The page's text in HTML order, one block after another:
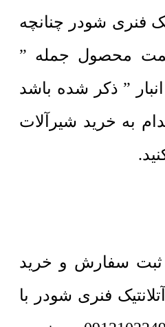
فنری شودر چنانچه
محصول جمله ”
” ذکر شده باشد
به خرید شیرآلات
ثبت سفارش و خرید
فنری شودر با